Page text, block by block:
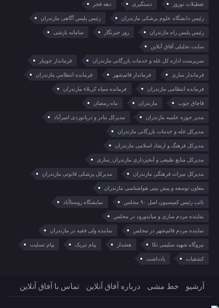
تعطیلات نوروز دستگیری دهه فجر
رئیس دانشگاه علوم پزشکی مازندران رئیس پلیس آگاهی مازندران
رئیس پلیس راه مازندران روز خبرنگار سامانه بارشی
سایت تحلیلی آفاق آنلاین
سرپرست اداره کل غله و خدمات بازرگانی مازندران فرماندار جویبار
فرماندار ساری فرماندار قائم‌شهر فرمانده انتظامي مازندران
فرمانده انتظامی مازندران فرمانده سپاه کربلاء مازندران
قاچاق چوب مازندران ماه رمضان
مدیر حوزه علمیه مازندران مدیرکل بنادر و دریانوردی امیرآباد
مدیرکل غله و خدمات بازرگانی مازندران
مدیرکل فرهنگ و ارشاد اسلامی مازندران
مدیرکل منابع طبیعی و آبخیزداری مازندران_ساری
مدیرکل میراث فرهنگی مازندران مدیرکل پزشکی قانونی مازندران
معاون توسعه و پیش بینی هواشناسی مازندران
نائب رئیس کمیسیون اصل ۹۰ مجلس نمایشگاه روستا‌آباد
نماینده مردم ساری و میاندورود در مجلس
نماینده مردم قائم‌شهر در مجلس نماینده ولی فقیه در مازندران
نیروگاه شهید سلیمی نکا هشدار پیام تبریک پیام تسلیت
کشفیات یادداشت
آرشیو خط مشی درباره آفاق آنلاین تماس با آفاق آنلاین